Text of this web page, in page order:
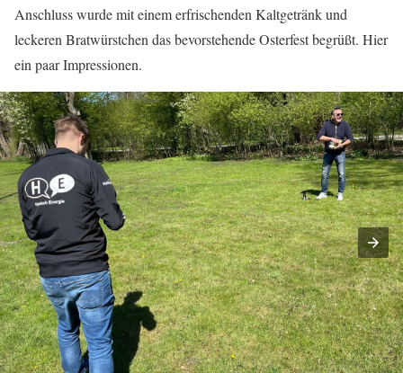
Anschluss wurde mit einem erfrischenden Kaltgetränk und
leckeren Bratwürstchen das bevorstehende Osterfest begrüßt. Hier
ein paar Impressionen.